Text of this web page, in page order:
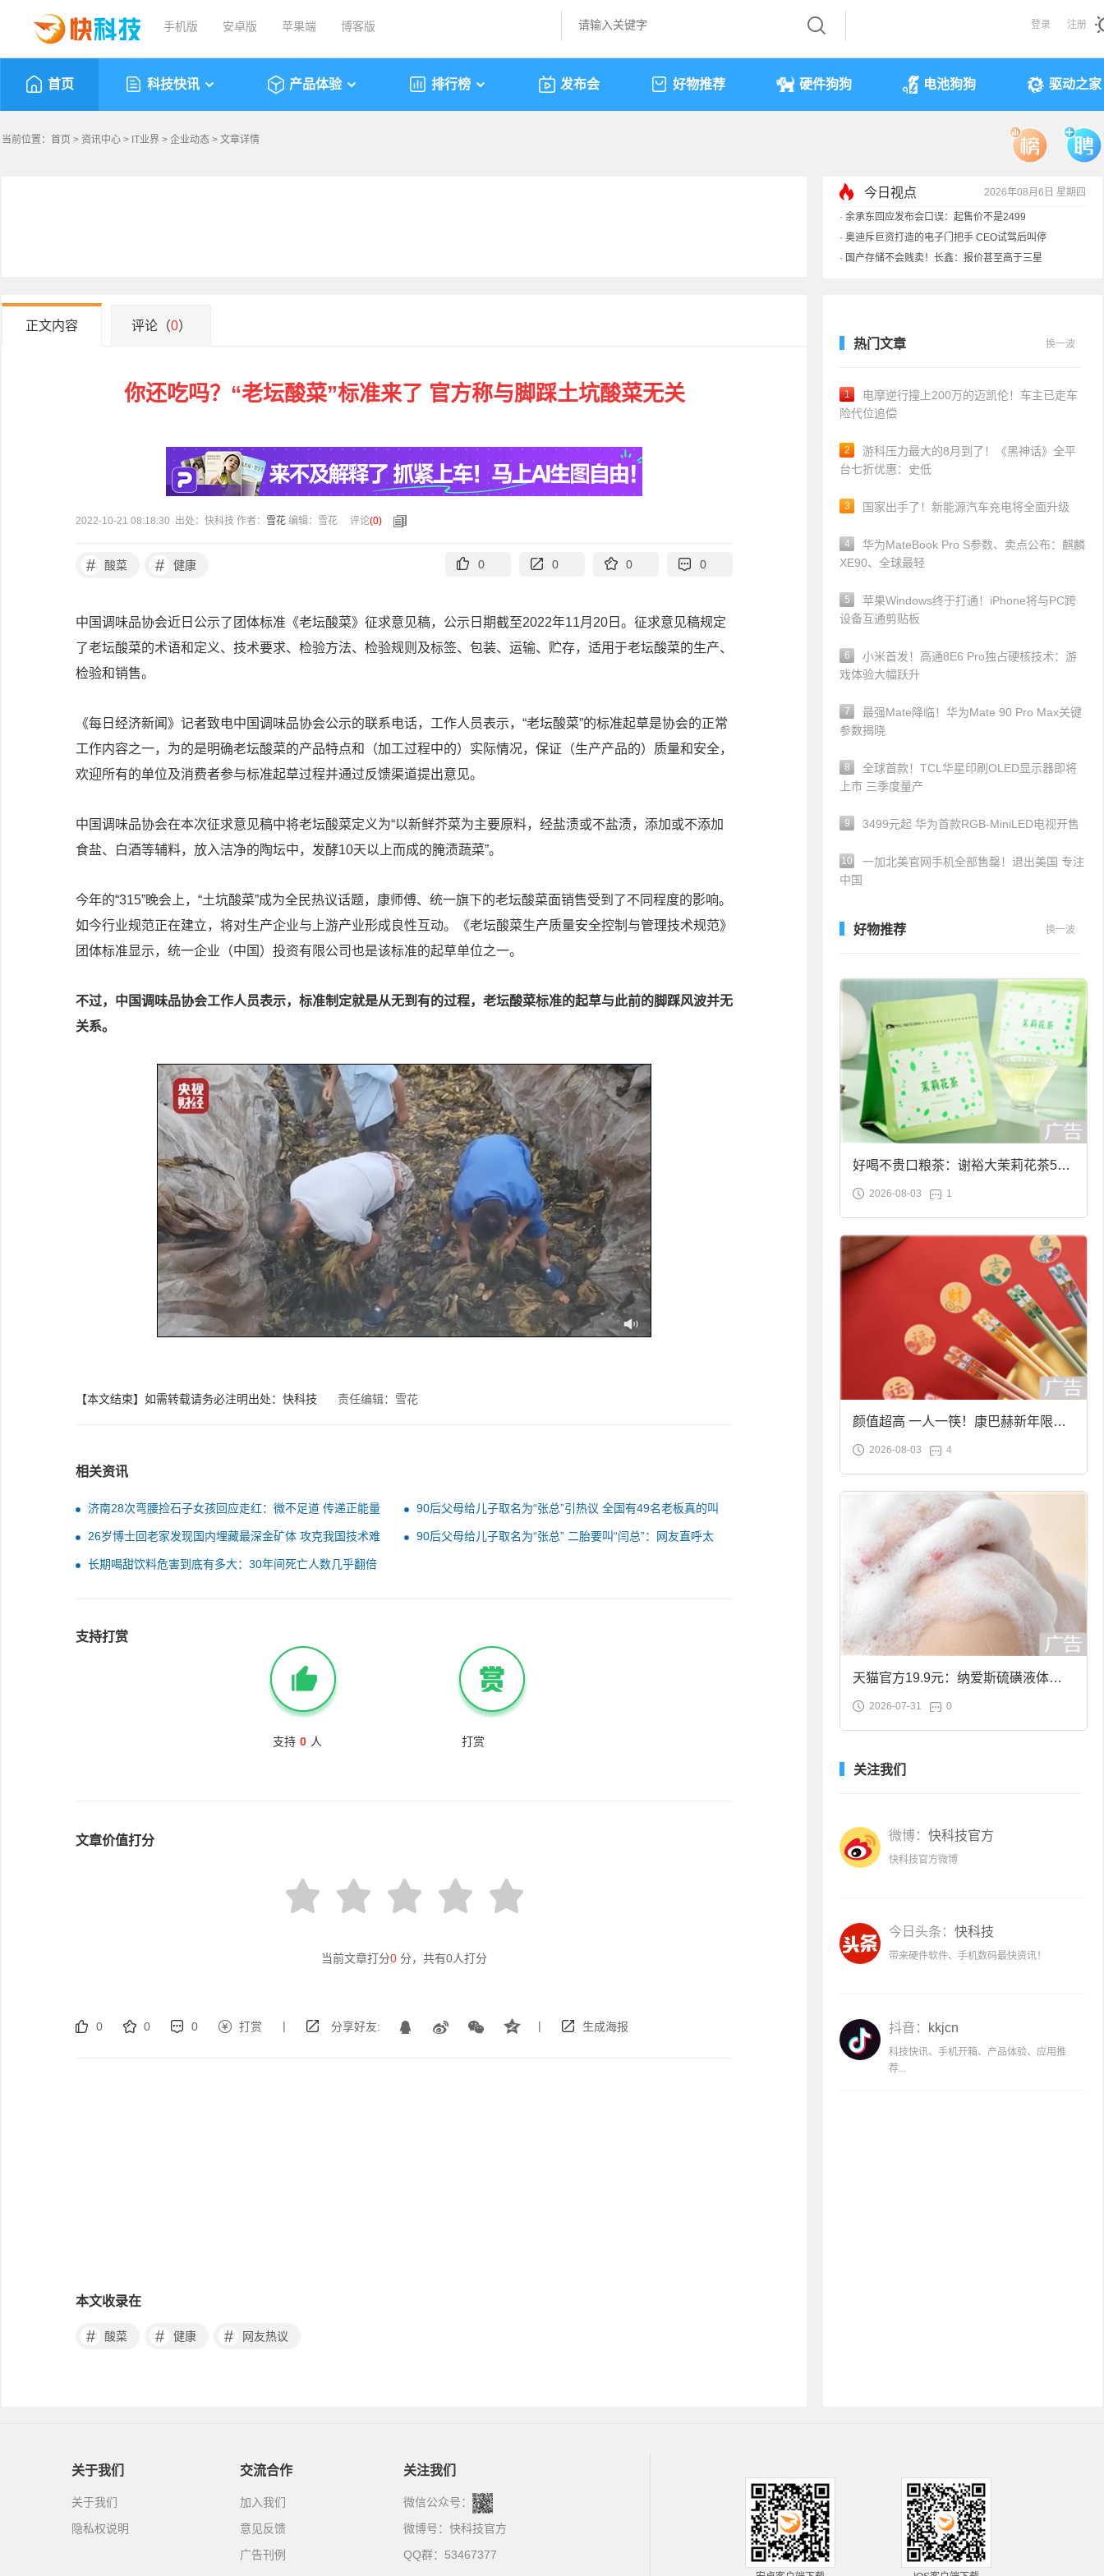
手机版 安卓版 苹果端 博客版 登录 注册
首页 科技快讯 产品体验 排行榜 发布会 好物推荐 硬件狗狗 电池狗狗 驱动之家
当前位置： 首页 > 资讯中心 > IT业界 > 企业动态 > 文章详情
今日视点 2026年08月6日 星期四
· 余承东回应发布会口误：起售价不是2499
· 奥迪斥巨资打造的电子门把手 CEO试驾后叫停
· 国产存储不会贱卖！长鑫：报价甚至高于三星
正文内容 评论（0）
你还吃吗？“老坛酸菜”标准来了 官方称与脚踩土坑酸菜无关
2022-10-21 08:18:30 出处：快科技 作者： 雪花 编辑：雪花 评论(0)
# 酸菜 # 健康 0 0 0 0
中国调味品协会近日公示了团体标准《老坛酸菜》征求意见稿，公示日期截至2022年11月20日。征求意见稿规定
了老坛酸菜的术语和定义、技术要求、检验方法、检验规则及标签、包装、运输、贮存，适用于老坛酸菜的生产、
检验和销售。
《每日经济新闻》记者致电中国调味品协会公示的联系电话，工作人员表示，“老坛酸菜”的标准起草是协会的正常
工作内容之一，为的是明确老坛酸菜的产品特点和（加工过程中的）实际情况，保证（生产产品的）质量和安全，
欢迎所有的单位及消费者参与标准起草过程并通过反馈渠道提出意见。
中国调味品协会在本次征求意见稿中将老坛酸菜定义为“以新鲜芥菜为主要原料，经盐渍或不盐渍，添加或不添加
食盐、白酒等辅料，放入洁净的陶坛中，发酵10天以上而成的腌渍蔬菜”。
今年的“315”晚会上，“土坑酸菜”成为全民热议话题，康师傅、统一旗下的老坛酸菜面销售受到了不同程度的影响。
如今行业规范正在建立，将对生产企业与上游产业形成良性互动。《老坛酸菜生产质量安全控制与管理技术规范》
团体标准显示，统一企业（中国）投资有限公司也是该标准的起草单位之一。
不过，中国调味品协会工作人员表示，标准制定就是从无到有的过程，老坛酸菜标准的起草与此前的脚踩风波并无
关系。
【本文结束】如需转载请务必注明出处：快科技 责任编辑：雪花
相关资讯
济南28次弯腰捡石子女孩回应走红：微不足道 传递正能量
90后父母给儿子取名为“张总”引热议 全国有49名老板真的叫
26岁博士回老家发现国内埋藏最深金矿体 攻克我国技术难
题：网友惊叹太厉害
90后父母给儿子取名为“张总” 二胎要叫“闫总”：网友直呼太
长期喝甜饮料危害到底有多大：30年间死亡人数几乎翻倍
支持打赏
支持 0 人 打赏
文章价值打分
当前文章打分0 分，共有0人打分
0 0 0 打赏 | 分享好友: | 生成海报
本文收录在
# 酸菜 # 健康 # 网友热议
热门文章 换一波
1
电摩逆行撞上200万的迈凯伦！车主已走车
险代位追偿
2
游科压力最大的8月到了！《黑神话》全平
台七折优惠：史低
3 国家出手了！新能源汽车充电将全面升级
4
华为MateBook Pro S参数、卖点公布：麒麟
XE90、全球最轻
5
苹果Windows终于打通！iPhone将与PC跨
设备互通剪贴板
6
小米首发！高通8E6 Pro独占硬核技术：游
戏体验大幅跃升
7
最强Mate降临！华为Mate 90 Pro Max关键
参数揭晓
8
全球首款！TCL华星印刷OLED显示器即将
上市 三季度量产
9 3499元起 华为首款RGB-MiniLED电视开售
10
一加北美官网手机全部售罄！退出美国 专注
中国
好物推荐 换一波
好喝不贵口粮茶：谢裕大茉莉花茶50g
袋装9.9元到手
2026-08-03 1
颜值超高 一人一筷！康巴赫新年限定
合金筷子大促：19.9元
2026-08-03 4
天猫官方19.9元：纳爱斯硫磺液体香
皂2斤大促
2026-07-31 0
关注我们
微博： 快科技官方
快科技官方微博
今日头条： 快科技
带来硬件软件、手机数码最快资讯！
抖音： kkjcn
科技快讯、手机开箱、产品体验、应用推
荐...
关于我们
关于我们
隐私权说明
交流合作
加入我们
意见反馈
广告刊例
关注我们
微信公众号：
微博号： 快科技官方
QQ群：53467377